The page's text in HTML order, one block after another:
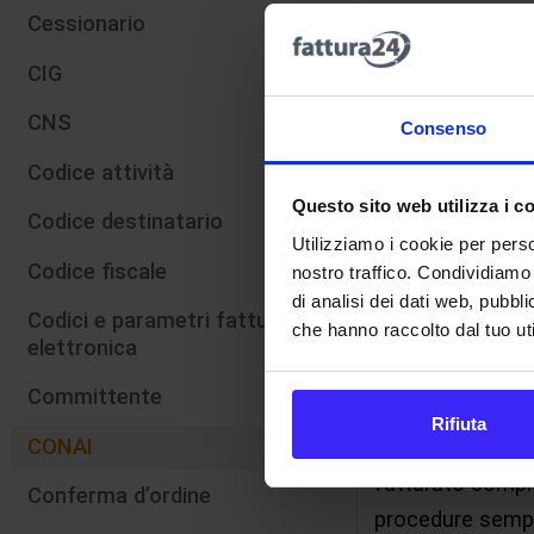
Consenso
Questo sito web utilizza i
Utilizziamo i cookie per
nostro traffico.
di analisi dei dati web,
che hanno raccolto dal tuo
Rifiuta
Cessionario
CIG
CNS
Codice attività
Codice destinatario
Codice fiscale
Codici e parametri fattura
elettronica
Committente
CONAI
Conferma d’ordine
:
ex-ante
:
corso
basata
di
fatturato;
import/
fatturato
procedure